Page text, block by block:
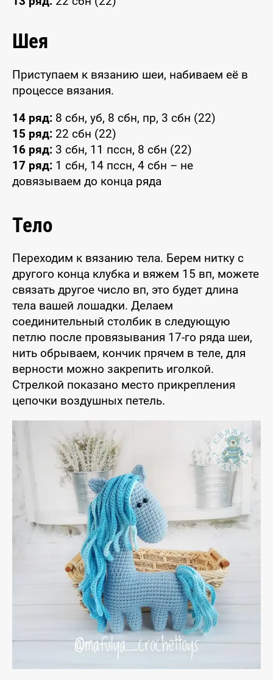
Шея
Приступаем к вязанию шеи, набиваем её в
процессе вязания.
14 ряд: 8 сбн, уб, 8 сбн, пр, 3 сбн (22)
15 ряд: 22 сбн (22)
16 ряд: 3 сбн, 11 пссн, 8 сбн (22)
17 ряд: 1 сбн, 14 пссн, 4 сбн – не
довязываем до конца ряда
Тело
Переходим к вязанию тела. Берем нитку с
другого конца клубка и вяжем 15 вп, можете
связать другое число вп, это будет длина
тела вашей лошадки. Делаем
соединительный столбик в следующую
петлю после провязывания 17-го ряда шеи,
нить обрываем, кончик прячем в теле, для
верности можно закрепить иголкой.
Стрелкой показано место прикрепления
цепочки воздушных петель.